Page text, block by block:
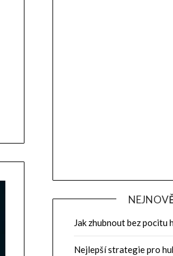
Jak zhubnout bez pocitu
Nejlepší strategie pro